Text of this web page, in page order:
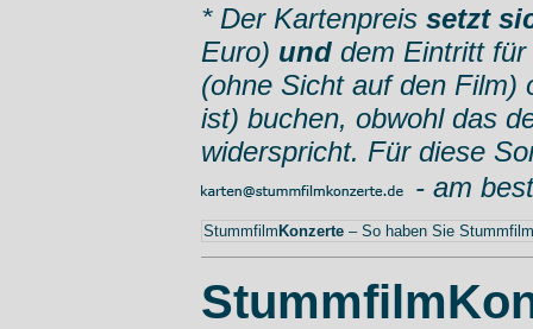
* Der Kartenpreis setzt
Euro) und dem Eintritt
(ohne Sicht auf den Film)
ist) buchen, obwohl das
widerspricht. Für diese
- am
StummfilmKonzerte – So haben Sie